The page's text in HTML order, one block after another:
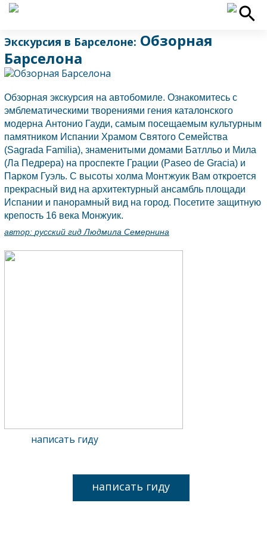
Экскурсия в Барселоне: Обзорная
Барселона
Обзорная экскурсия на автобомиле. Ознакомитесь с
эмблематическими творениями гения каталонского
модерна Антонио Гауди, самым посещаемым культурным
памятником Испании Храмом Святого Семейства
(Sagrada Familia), знаменитыми домами Батлльо и Мила
(Ла Педрера) на проспекте Грации (Paseo de Gracia) и
Парком Гуэль. С высоты холма Монтжуик Вам откроется
прекрасный вид на архитектурный ансамбль площади
Испании и панорамный вид на город. Посетите защитную
крепость 16 века Монжуик.
автор: русский гид Людмила Семернина
написать гиду
написать гиду